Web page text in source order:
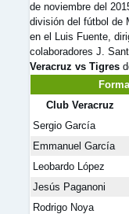
de noviembre del
división del fútbol de
en el Luis Fuente,
colaboradores J.
Veracruz vs Tigres
Club Veracruz
Sergio García
Emmanuel García
Leobardo López
Jesús Paganoni
Rodrigo Noya